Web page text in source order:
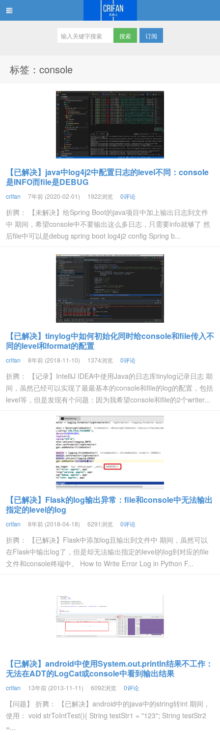
订阅
标签：console
【已解决】java中log4j2中配置日志的level不同：console
是INFO而file是DEBUG
crifan 7年前 (2020-02-01) 1922浏览 0评论
折腾： 【未解决】给Spring Boot的java项目中加上输出日志到文件
中 期间，希望console中不要输出这么多日志，只需要info就够了 然
后file中可以是debug spring boot log4j2 config Spring b...
【已解决】tinylog中如何初始化同时给console和file传入不
同的level和format的配置
crifan 8年前 (2018-11-10) 1374浏览 0评论
折腾： 【记录】IntelliJ IDEA中使用Java的日志库tinylog记录日志 期
间，虽然已经可以实现了最最基本的console和file的log的配置，包括
level等，但是发现有个问题：因为我希望console和file的2个writer...
【已解决】Flask的log输出异常：file和console中无法输出
指定的level的log
crifan 8年前 (2018-04-18) 6291浏览 0评论
折腾： 【已解决】Flask中添加log且输出到文件中 期间，虽然可以
在Flask中输出log了，但是却无法输出指定的level的log到对应的file
文件和console终端中。 How to Write Error Log in Python F...
【已解决】android中使用System.out.println结果不工作：
无法在ADT的LogCat或console中看到输出结果
crifan 13年前 (2013-11-11) 6092浏览 0评论
【问题】 折腾： 【已解决】android中的java中的string转int 期间，
使用： void strToIntTest(){ String testStr1 = "123"; String testStr2
=...